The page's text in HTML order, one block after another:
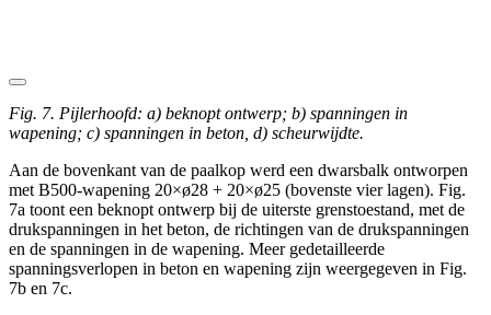
Fig. 7. Pijlerhoofd: a) beknopt ontwerp; b) spanningen in
wapening; c) spanningen in beton, d) scheurwijdte.
Aan de bovenkant van de paalkop werd een dwarsbalk ontworpen
met B500-wapening 20×ø28 + 20×ø25 (bovenste vier lagen). Fig.
7a toont een beknopt ontwerp bij de uiterste grenstoestand, met de
drukspanningen in het beton, de richtingen van de drukspanningen
en de spanningen in de wapening. Meer gedetailleerde
spanningsverlopen in beton en wapening zijn weergegeven in Fig.
7b en 7c.